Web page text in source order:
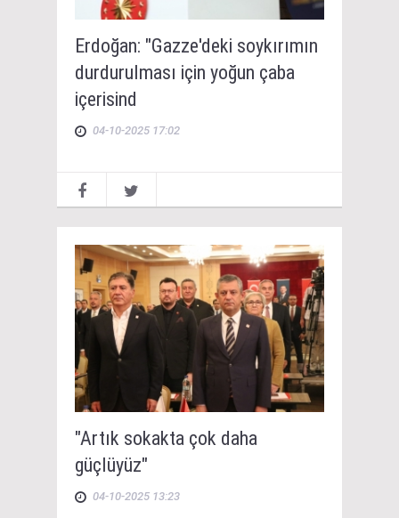
Erdoğan: "Gazze'deki soykırımın
durdurulması için yoğun çaba
içerisind
04-10-2025 17:02
"Artık sokakta çok daha
güçlüyüz"
04-10-2025 13:23